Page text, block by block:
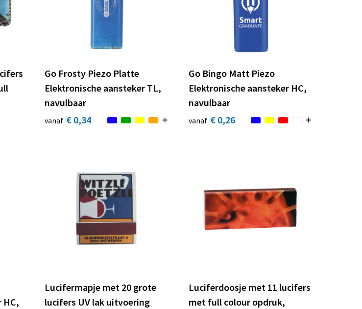
Go Frosty Piezo Platte
Elektronische aansteker TL,
navulbaar
vanaf € 0,34
Go Bingo Matt Piezo
Elektronische aansteker HC,
navulbaar
vanaf € 0,26
HC,
Lucifermapje met 20 grote
lucifers UV lak uitvoering
Luciferdoosje met 11 lucifers
met full colour opdruk,